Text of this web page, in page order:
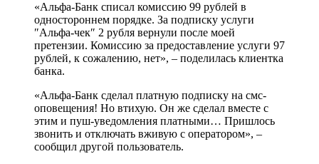
«Альфа-Банк списал комиссию 99 рублей в
одностороннем порядке. За подписку услуги
″Альфа-чек″ 2 рубля вернули после моей
претензии. Комиссию за предоставление услуги 97
рублей, к сожалению, нет», – поделилась клиентка
банка.
«Альфа-Банк сделал платную подписку на смс-
оповещения! Но втихую. Он же сделал вместе с
этим и пуш-уведомления платными… Пришлось
звонить и отключать вживую с оператором», –
сообщил другой пользователь.